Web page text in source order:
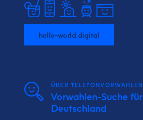
hello-world.digital
ÜBER TELEFONVORWAHLEN
Vorwahlen-Suche für
Deutschland